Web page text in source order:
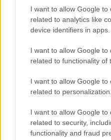
I want to allow Google to
related to analytics like
device identifiers in apps.
I want to allow Google to
related to functionality of
I want to allow Google to
related to personalization.
I want to allow Google to
related to security,
functionality and fraud
Croissance du PIB : la France
Juliette Bernard · 5 Août 2026
COTATIONS CRYPTO